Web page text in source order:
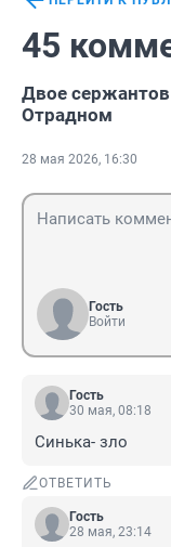
45
Двое
Отрадном
28 мая 2026, 16:30
Гость
Войти
Гость
30 мая, 08:18
Синька- зло
ОТВЕТИТЬ
Гость
28 мая, 23:14